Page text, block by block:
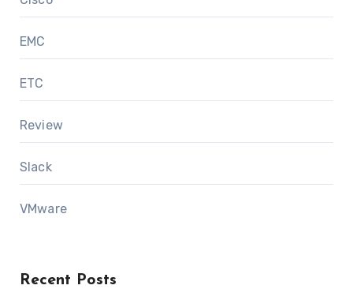
EMC
ETC
Review
Slack
VMware
Recent Posts